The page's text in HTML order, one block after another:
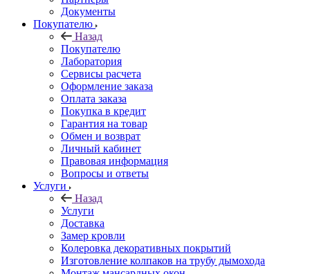
Документы
Покупателю
Назад
Покупателю
Лаборатория
Сервисы расчета
Оформление заказа
Оплата заказа
Покупка в кредит
Гарантия на товар
Обмен и возврат
Личный кабинет
Правовая информация
Вопросы и ответы
Услуги
Назад
Услуги
Доставка
Замер кровли
Колеровка декоративных покрытий
Изготовление колпаков на трубу дымохода